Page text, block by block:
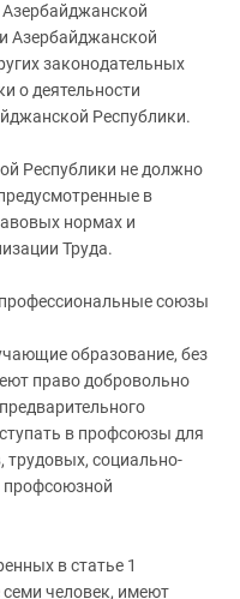
Азербайджанской
законодательных
о деятельности
Республики.
Республики не должно
в
нормах и
Труда.
союзы
образование, без
право добровольно
в профсоюзы для
трудовых, социально-
профсоюзной
в статье 1
семи человек, имеют